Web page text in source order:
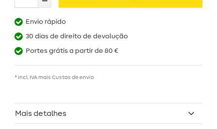
Envio rápido
30 dias de direito de devolução
Portes grátis a partir de 80 €
* incl. IVA mais Custos de envio
Mais detalhes